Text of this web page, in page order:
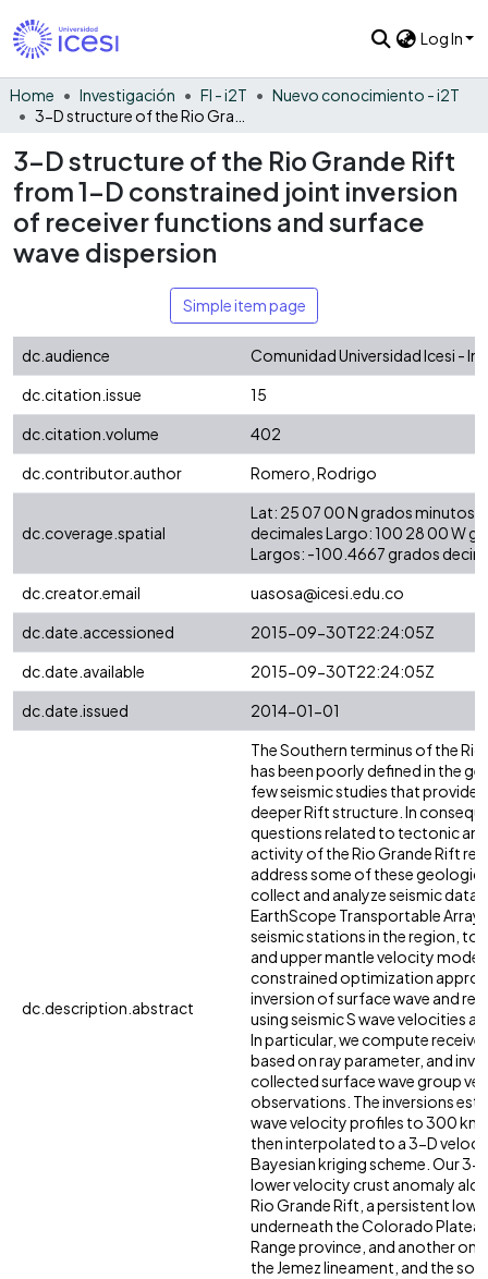
Log In
Home Investigación FI - i2T
Nuevo conocimiento - i2T
3-D structure of the Rio Grande Rift
from 1-D constrained joint inversion
of receiver functions and surface
wave dispersion
Simple item page
dc.audience
Comunidad Universidad Icesi -
dc.citation.issue
15
dc.citation.volume
402
dc.contributor.author
Romero, Rodrigo
dc.coverage.spatial
Lat: 25 07 00 N grados minutos
decimales Largo: 100 28 00 W
Largos: -100.4667 grados
dc.creator.email
uasosa@icesi.edu.co
dc.date.accessioned
2015-09-30T22:24:05Z
dc.date.available
2015-09-30T22:24:05Z
dc.date.issued
2014-01-01
dc.description.abstract
The Southern terminus of the
has been poorly defined in the
few seismic studies that provide
deeper Rift structure. In
questions related to tectonic
activity of the Rio Grande Rift
address some of these
collect and analyze seismic data
EarthScope Transportable Array
seismic stations in the region, to
and upper mantle velocity
constrained optimization
inversion of surface wave and
using seismic S wave velocities
In particular, we compute
based on ray parameter, and
collected surface wave group
observations. The inversions
wave velocity profiles to 300 km
then interpolated to a 3-D
Bayesian kriging scheme. Our 3-
lower velocity crust anomaly
Rio Grande Rift, a persistent low
underneath the Colorado
Range province, and another
the Jemez lineament, and the